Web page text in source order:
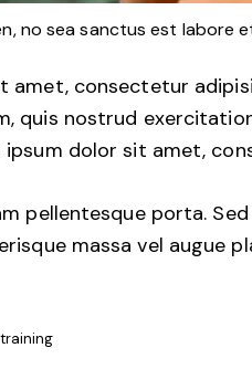
no sea sanctus est labore
amet, consectetur
quis nostrud
ipsum dolor sit amet,
pellentesque porta.
massa vel augue
training